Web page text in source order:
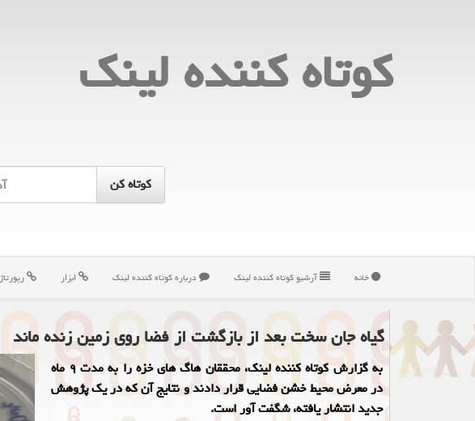
كوتاه كننده لینك
خانه آرشیو كوتاه كننده لینك درباره كوتاه كننده لینك ابزار رپورتاژ
گیاه جان سخت بعد از بازگشت از فضا روی زمین زنده ماند
به گزارش کوتاه کننده لینک، محققان هاگ های خزه را به مدت ۹ ماه
در معرض محیط خشن فضایی قرار دادند و نتایج آن که در یک پژوهش
جدید انتشار یافته، شگفت آور است.